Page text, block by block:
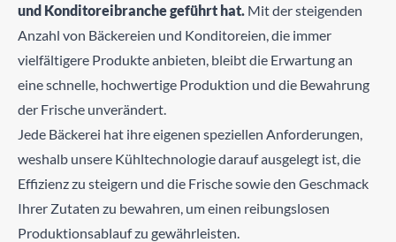
und Konditoreibranche geführt hat. Mit der steigenden
Anzahl von Bäckereien und Konditoreien, die immer
vielfältigere Produkte anbieten, bleibt die Erwartung an
eine schnelle, hochwertige Produktion und die Bewahrung
der Frische unverändert.
Jede Bäckerei hat ihre eigenen speziellen Anforderungen,
weshalb unsere Kühltechnologie darauf ausgelegt ist, die
Effizienz zu steigern und die Frische sowie den Geschmack
Ihrer Zutaten zu bewahren, um einen reibungslosen
Produktionsablauf zu gewährleisten.